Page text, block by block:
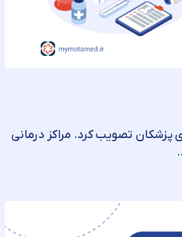
برای پزشکان تصویب کرد. مراکز درمانی